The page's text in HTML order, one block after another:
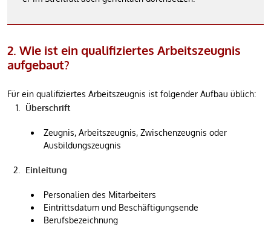
2. Wie ist ein qualifiziertes Arbeitszeugnis
aufgebaut?
Für ein qualifiziertes Arbeitszeugnis ist folgender Aufbau üblich:
Überschrift
Zeugnis, Arbeitszeugnis, Zwischenzeugnis oder
Ausbildungszeugnis
Einleitung
Personalien des Mitarbeiters
Eintrittsdatum und Beschäftigungsende
Berufsbezeichnung